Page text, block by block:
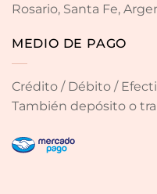
Rosario, Santa Fe,
MEDIO DE PAGO
Crédito / Débito /
También depósito o